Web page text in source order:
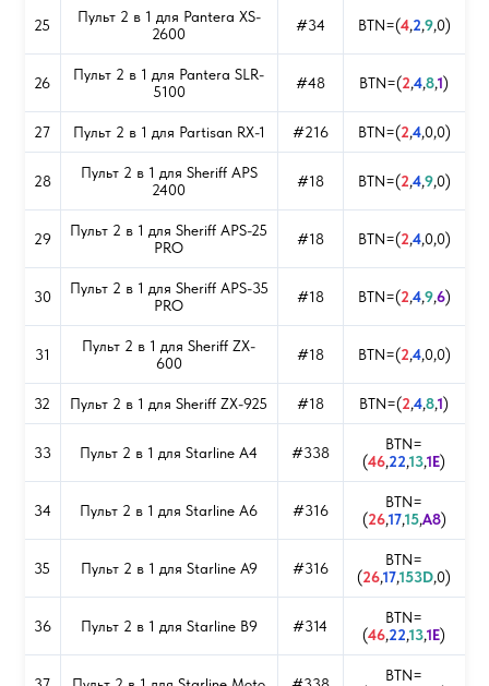
25
Пульт 2 в 1 для Pantera XS-
2600
#34 BTN=(4,2,9,0)
26
Пульт 2 в 1 для Pantera SLR-
5100
#48 BTN=(2,4,8,1)
27 Пульт 2 в 1 для Partisan RX-1 #216 BTN=(2,4,0,0)
28
Пульт 2 в 1 для Sheriff APS
2400
#18 BTN=(2,4,9,0)
29
Пульт 2 в 1 для Sheriff APS-25
PRO
#18 BTN=(2,4,0,0)
30
Пульт 2 в 1 для Sheriff APS-35
PRO
#18 BTN=(2,4,9,6)
31
Пульт 2 в 1 для Sheriff ZX-
600
#18 BTN=(2,4,0,0)
32 Пульт 2 в 1 для Sheriff ZX-925 #18 BTN=(2,4,8,1)
33 Пульт 2 в 1 для Starline A4 #338
BTN=
(46,22,13,1E)
34 Пульт 2 в 1 для Starline A6 #316
BTN=
(26,17,15,A8)
35 Пульт 2 в 1 для Starline A9 #316
BTN=
(26,17,153D,0)
36 Пульт 2 в 1 для Starline B9 #314
BTN=
(46,22,13,1E)
BTN=